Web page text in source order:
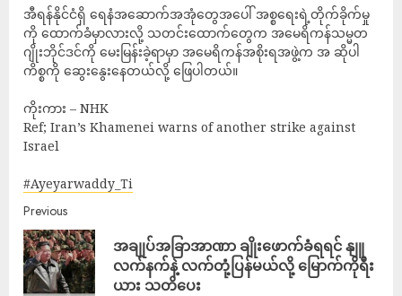
အီရန်နိုင်ငံရှိ ရေနံအဆောက်အအုံတွေအပေါ် အစ္စရေးရဲ့တိုက်ခိုက်မှု
ကို ထောက်ခံမှာလားလို့ သတင်းထောက်တွေက အမေရိကန်သမ္မတ
ဂျိုးဘိုင်ဒင်ကို မေးမြန်းခဲ့ရာမှာ အမေရိကန်အစိုးရအဖွဲ့က အ ဆိုပါ
ကိစ္စကို ဆွေးနွေးနေတယ်လို့ ဖြေပါတယ်။
ကိုးကား – NHK
Ref; Iran’s Khamenei warns of another strike against
Israel
#Ayeyarwaddy_Ti
Previous
အချုပ်အခြာအာဏာ ချိုးဖောက်ခံရရင် နျူ
လက်နက်နဲ့ လက်တုံ့ပြန်မယ်လို့ မြောက်ကိုရီး
ယား သတိပေး